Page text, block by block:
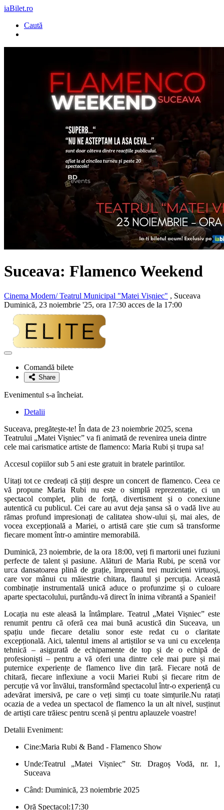
iaBilet.ro
Caută
Suceava: Flamenco Weekend
Cinema Modern/ Teatrul Municipal "Matei Vișniec" , Suceava
Duminică, 23 noiembrie '25, ora 17:30 acces de la 17:00
Adaugă
favoriteComandă bilete
Share
Evenimentul s-a încheiat.
Detalii
Suceava, pregătește-te! În data de 23 noiembrie 2025, scena
Teatrului „Matei Vișniec” va fi animată de revenirea uneia dintre
cele mai carismatice artiste de flamenco: Maria Rubi și trupa sa!
Accesul copiilor sub 5 ani este gratuit in bratele parintilor.
Uitați tot ce credeați că știți despre un concert de flamenco. Ceea ce
vă propune Maria Rubi nu este o simplă reprezentație, ci un
spectacol complet, plin de forță, divertisment și o conexiune
autentică cu publicul. Cei care au avut deja șansa să o vadă live au
rămas profund impresionați de calitatea show-ului și, mai ales, de
vocea excepțională a Mariei, o artistă care știe cum să transforme
fiecare moment într-o amintire memorabilă.
Duminică, 23 noiembrie, de la ora 18:00, veți fi martorii unei fuziuni
perfecte de talent și pasiune. Alături de Maria Rubi, pe scenă vor
urca dansatoarea plină de grație, împreunătrei muzicieni virtuoși,
care vor mânui cu măiestrie chitara, flautul și percuția. Această
combinație instrumentală unică aduce o profunzime și o culoare
aparte spectacolului, purtându-vă direct în inima vibrantă a Spaniei!
Locația nu este aleasă la întâmplare. Teatrul „Matei Vișniec” este
renumit pentru că oferă cea mai bună acustică din Suceava, un
spațiu unde fiecare detaliu sonor este redat cu o claritate
excepțională. Aici, talentul imens al artiștilor se va uni cu excelența
tehnică – asigurată de echipamente de top și de o echipă de
profesioniști – pentru a vă oferi una dintre celemai pure și mai
puternice experiențedeflamenco live din țară. Fiecare notă de
chitară, fiecare inflexiune a vocii Mariei Rubi și fiecare ritm de
percuție vă vor învălui, transformând spectacolul într-o experiență cu
adevărat imersivă, pe care o veți simți cu toate simțurile.Nu ratați
ocazia de a vedea un spectacol de flamenco la un alt nivel, susținut
de artiști care trăiesc pentru scenă și pentru aplauzele voastre!
Detalii Eveniment:
Cine:Maria Rubi & Band - Flamenco Show
Unde:Teatrul „Matei Vișniec” Str. Dragoș Vodă, nr. 1,
Suceava
Când: Duminică, 23 noiembrie 2025
Oră Spectacol:17:30